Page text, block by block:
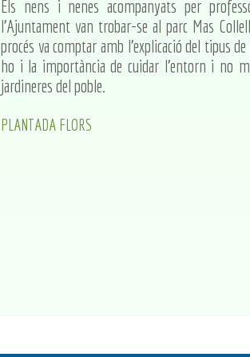
Els nens i nenes acompanyats per
l'Ajuntament van trobar-se al parc Mas
procés va comptar amb l'explicació del tipus
ho i la importància de cuidar l'entorn i no
jardineres del poble.
PLANTADA FLORS